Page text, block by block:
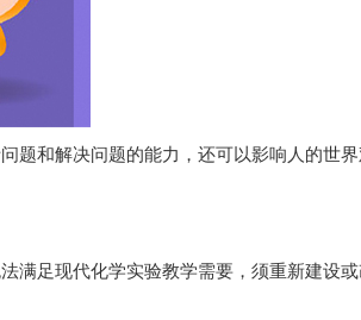
和解决问题的能力，还可以影响人的世
足现代化学实验教学需要，须重新建设或改造